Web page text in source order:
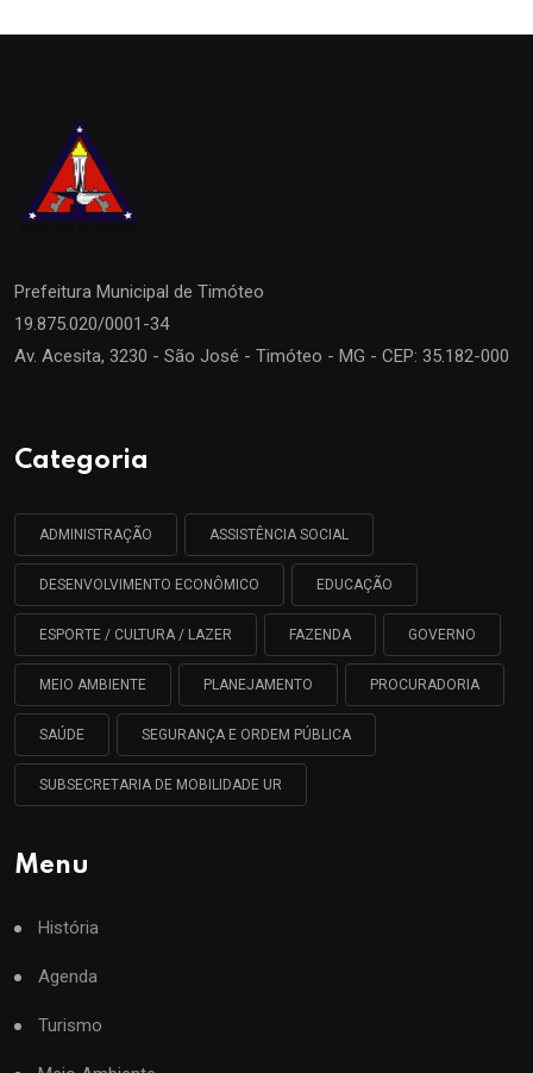
Prefeitura Municipal de Timóteo
19.875.020/0001-34
Av. Acesita, 3230 - São José - Timóteo - MG - CEP: 35.182-000
Categoria
ADMINISTRAÇÃO ASSISTÊNCIA SOCIAL
DESENVOLVIMENTO ECONÔMICO EDUCAÇÃO
ESPORTE / CULTURA / LAZER FAZENDA GOVERNO
MEIO AMBIENTE PLANEJAMENTO PROCURADORIA
SAÚDE SEGURANÇA E ORDEM PÚBLICA
SUBSECRETARIA DE MOBILIDADE UR
Menu
História
Agenda
Turismo